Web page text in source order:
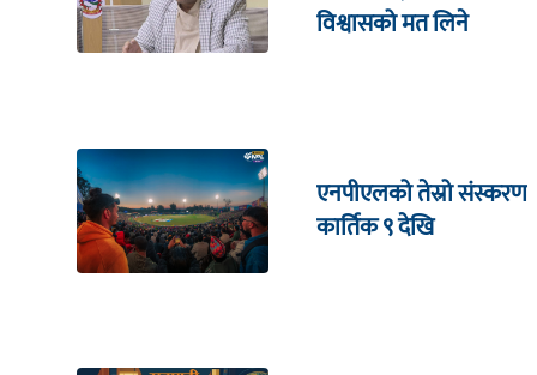
विश्वासको मत लिने
एनपीएलको तेस्रो संस्करण
कार्तिक ९ देखि